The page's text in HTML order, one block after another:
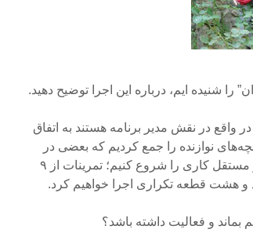
را شنیده ایم، درباره این اجرا توضیح دهید.
در نقش مدیر برنامه هستند به اتفاق
راه اندازی کنیم. ما ۴۵ نفر از بچه‌های نوازنده را جمع کردیم که بعضی در
ارکستر ملی قبلی هم بوده اند و می خواهیم به طور مستقل کاری را شروع کنیم؛ تمرینات از ۹
هشت قطعه تکراری اجرا خواهیم کرد.
بماند و فعالیت داشته باشد؟